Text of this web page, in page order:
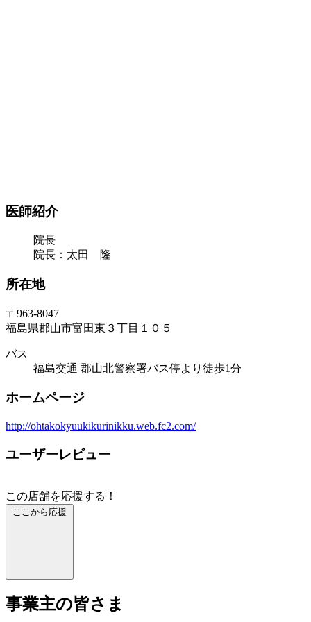
医師紹介
院長
院長：太田 隆
所在地
〒963-8047
福島県郡山市富田東３丁目１０５
バス
福島交通 郡山北警察署バス停より徒歩1分
ホームページ
http://ohtakokyuukikurinikku.web.fc2.com/
ユーザーレビュー
この店舗を応援する！
ここから応援
事業主の皆さま